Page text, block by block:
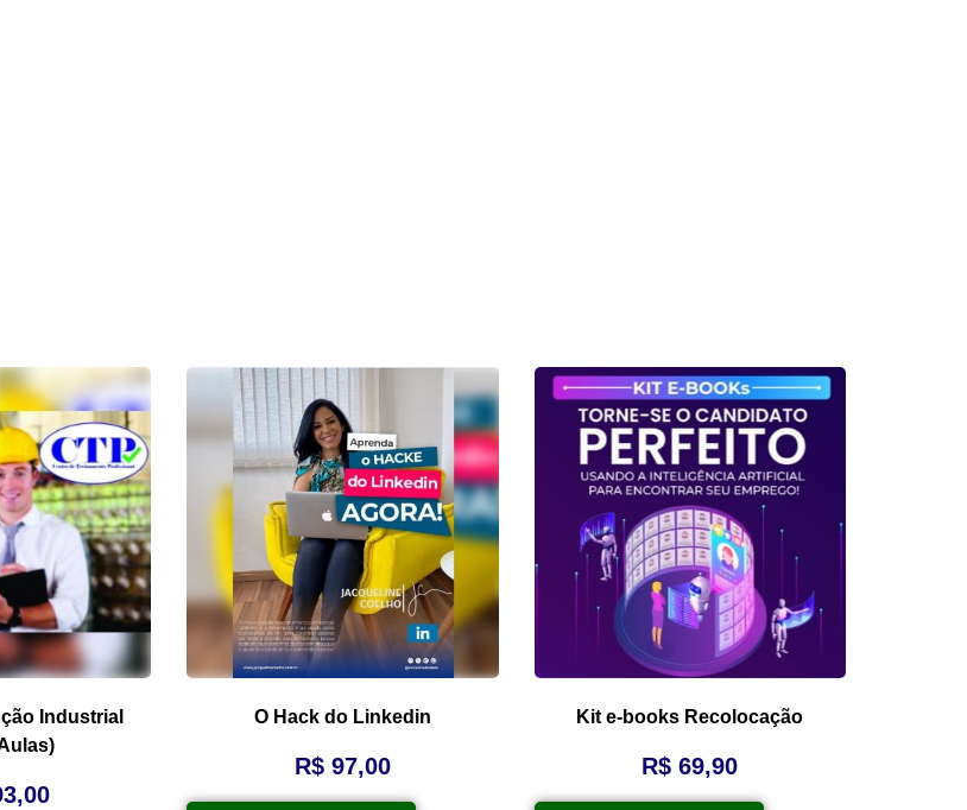
Industrial
O Hack do Linkedin
R$97,00
Kit e-books Recolocação
R$ 69,90